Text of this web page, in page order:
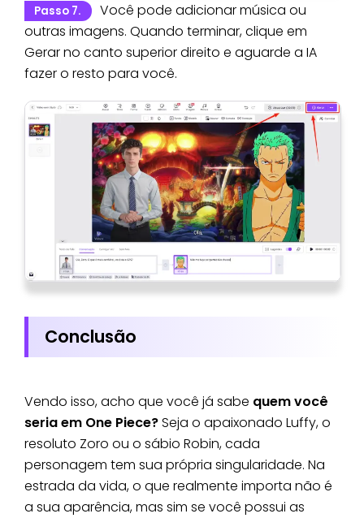
Passo 7.
Você pode adicionar música ou
outras imagens. Quando terminar, clique em
Gerar no canto superior direito e aguarde a IA
fazer o resto para você.
Conclusão
Vendo isso, acho que você já sabe quem você
seria em One Piece?Seja o apaixonado Luffy, o
resoluto Zoro ou o sábio Robin, cada
personagem tem sua própria singularidade. Na
estrada da vida, o que realmente importa não é
a sua aparência, mas sim se você possui as